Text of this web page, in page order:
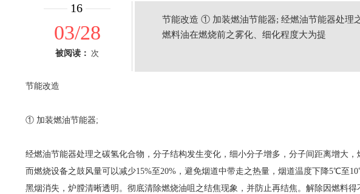
16
03/28
被阅读： 次
节能改造 ① 加装燃油节能器; 经燃油节能器处理
燃料油在燃烧前之雾化、细化程度大为提
节能改造
① 加装燃油节能器;
经燃油节能器处理之碳氢化合物，分子结构发生变化，细小分子增多，分子间距离增大
而燃烧设备之鼓风量可以减少15%至20%，避免烟道中带走之热量，烟道温度下降5℃至
黑烟消失，炉膛清晰透明。彻底清除燃烧油咀之结焦现象，并防止再结焦。解除因燃料